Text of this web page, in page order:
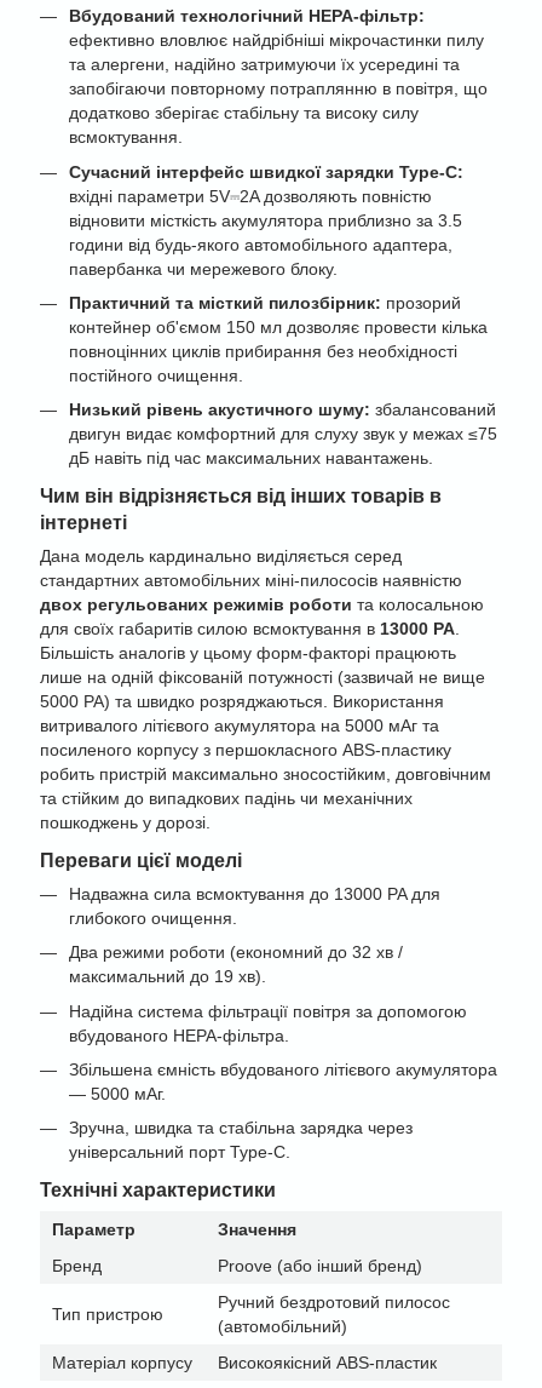
Вбудований технологічний HEPA-фільтр:
ефективно вловлює найдрібніші мікрочастинки пилу
та алергени, надійно затримуючи їх усередині та
запобігаючи повторному потраплянню в повітря, що
додатково зберігає стабільну та високу силу
всмоктування.
Сучасний інтерфейс швидкої зарядки Type-C:
вхідні параметри 5V⎓2A дозволяють повністю
відновити місткість акумулятора приблизно за 3.5
години від будь-якого автомобільного адаптера,
павербанка чи мережевого блоку.
Практичний та місткий пилозбірник: прозорий
контейнер об'ємом 150 мл дозволяє провести кілька
повноцінних циклів прибирання без необхідності
постійного очищення.
Низький рівень акустичного шуму: збалансований
двигун видає комфортний для слуху звук у межах ≤75
дБ навіть під час максимальних навантажень.
Чим він відрізняється від інших товарів в
інтернеті
Дана модель кардинально виділяється серед
стандартних автомобільних міні-пилососів наявністю
двох регульованих режимів роботи та колосальною
для своїх габаритів силою всмоктування в 13000 PA
Більшість аналогів у цьому форм-факторі працюють
лише на одній фіксованій потужності (зазвичай не вище
5000 PA) та швидко розряджаються. Використання
витривалого літієвого акумулятора на 5000 мАг та
посиленого корпусу з першокласного ABS-пластику
робить пристрій максимально зносостійким, довговічним
та стійким до випадкових падінь чи механічних
пошкоджень у дорозі.
Переваги цієї моделі
Надважна сила всмоктування до 13000 PA для
глибокого очищення.
Два режими роботи (економний до 32 хв /
максимальний до 19 хв).
Надійна система фільтрації повітря за допомогою
вбудованого HEPA-фільтра.
Збільшена ємність вбудованого літієвого акумулятора
— 5000 мАг.
Зручна, швидка та стабільна зарядка через
універсальний порт Type-C.
Технічні характеристики
Параметр
Значення
Бренд
Proove (або інший бренд)
Тип пристрою
Ручний бездротовий пилосос
(автомобільний)
Матеріал корпусу
Високоякісний ABS-пластик